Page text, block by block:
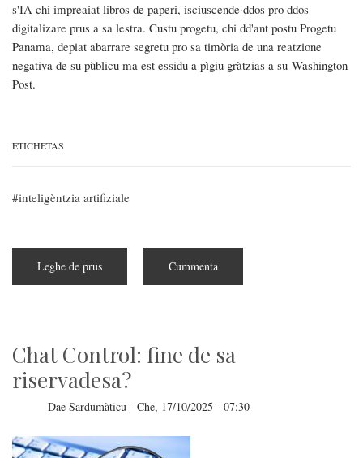
s'IA chi impreaiat libros de paperi, isciuscende·ddos pro ddos
digitalizare prus a sa lestra. Custu progetu, chi dd'ant postu Progetu
Panama, depiat abarrare segretu pro sa timòria de una reatzione
negativa de su pùblicu ma est essidu a pìgiu gràtzias a su Washington
Post.
ETICHETAS
inteligèntzia artifiziale
Leghe de prus
Panama:
pro
addestrare
s'IA
Cummenta
Chat Control: fine de sa
riservadesa?
Dae Sardumàticu - Che, 17/10/2025 - 07:30